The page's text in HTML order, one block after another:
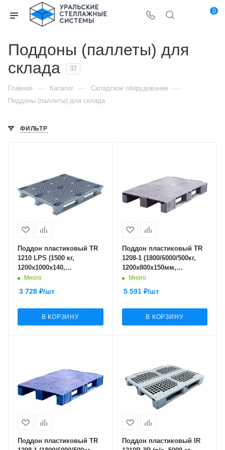
0
Поддоны (паллеты) для
склада
37
Главная — Каталог — Складское оборудование —
Поддоны (паллеты) для склада
ФИЛЬТР
Поддон пластиковый TR
1210 LPS (1500 кг,
1200x1000x140,
перфорированный на 3-х
Много
3 728 ₽/шт
В КОРЗИНУ
Поддон пластиковый TR
1208-1 (1800/6000/500кг,
1200x800x150мм,
сплошной на полозьях,
Много
5 591₽/шт
В КОРЗИНУ
Поддон пластиковый TR
Поддон пластиковый IR